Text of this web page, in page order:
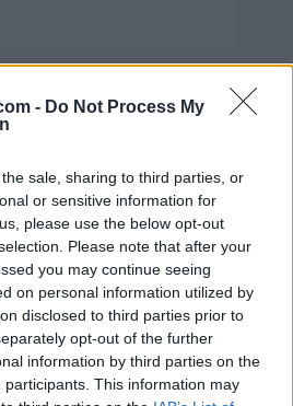
- Do Not Process My
sale, sharing to third parties, or
or sensitive information for
please use the below opt-out
Please note that after your
you may continue seeing
on personal information utilized by
disclosed to third parties prior to
opt-out of the further
information by third parties on the
participants. This information may
sobre Días
los santos
día de mi cumpleaños
de cultura